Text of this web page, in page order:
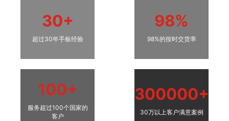
30+
超过30年手板经验
98%
98%的按时交货率
100+
服务超过100个国家的
客户
300000+
30万以上客户满意案例